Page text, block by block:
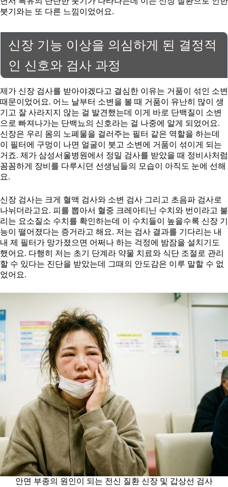
붓기와는 또 다른 느낌이었어요.
신장 기능 이상을 의심하게 된 결정적
인 신호와 검사 과정
제가 신장 검사를 받아야겠다고 결심한 이유는 거품이 섞인 소변
때문이었어요. 어느 날부터 소변을 볼 때 거품이 유난히 많이 생
기고 잘 사라지지 않는 걸 발견했는데 이게 바로 단백질이 소변
으로 빠져나가는 단백뇨의 신호라는 걸 나중에 알게 되었어요.
신장은 우리 몸의 노폐물을 걸러주는 필터 같은 역할을 하는데
이 필터에 구멍이 나면 얼굴이 붓고 소변에 거품이 섞이게 되는
거죠. 제가 삼성서울병원에서 정밀 검사를 받았을 때 정비사처럼
꼼꼼하게 장비를 다루시던 선생님들의 모습이 아직도 눈에 선해
요.
신장 검사는 크게 혈액 검사와 소변 검사 그리고 초음파 검사로
나뉘더라고요. 피를 뽑아서 혈중 크레아티닌 수치와 번이라고 불
리는 요소질소 수치를 확인하는데 이 수치들이 높을수록 신장 기
능이 떨어졌다는 증거라고 해요. 저는 검사 결과를 기다리는 내
내 제 필터가 망가졌으면 어쩌나 하는 걱정에 밤잠을 설치기도
했어요. 다행히 저는 초기 단계라 약물 치료와 식단 조절로 관리
할 수 있다는 진단을 받았는데 그때의 안도감은 이루 말할 수 없
었어요.
안면 부종의 원인이 되는 전신 질환 신장 및 갑상선 검사